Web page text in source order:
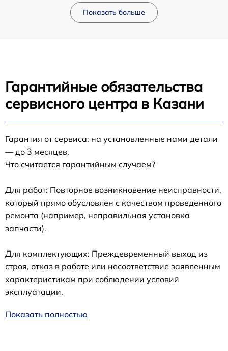
Показать больше
Гарантийные обязательства
сервисного центра в Казани
Гарантия от сервиса: на установленные нами детали
— до 3 месяцев.
Что считается гарантийным случаем?
Для работ: Повторное возникновение неисправности,
который прямо обусловлен с качеством проведенного
ремонта (например, неправильная установка
запчасти).
Для комплектующих: Преждевременный выход из
строя, отказ в работе или несоответствие заявленным
характеристикам при соблюдении условий
эксплуатации.
Показать полностью